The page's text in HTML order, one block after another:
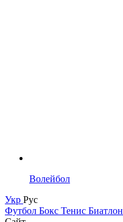
Волейбол
Укр Рус
Футбол Бокс Тенис Биатлон